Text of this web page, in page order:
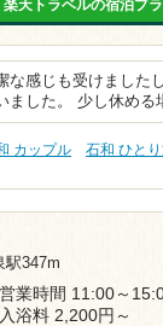
楽天トラベルの宿泊プ
な感じも受けました
ました。 少し休める
カップル 石和 ひと
駅347m
業時間 11:00～
浴料 2,200円～